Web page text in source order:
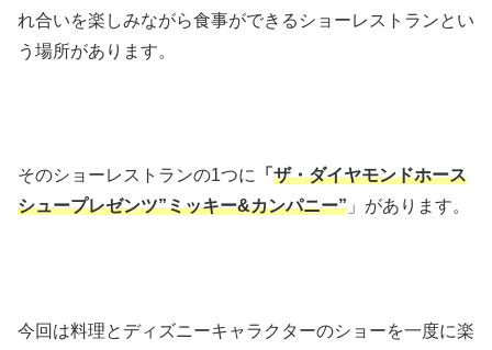
れ合いを楽しみながら食事ができるショーレストランとい
う場所があります。
そのショーレストランの1つに 「 ザ・ダイヤモンドホース
シュープレゼンツ”ミッキー&カンパニー” 」があります。
今回は料理とディズニーキャラクターのショーを一度に楽